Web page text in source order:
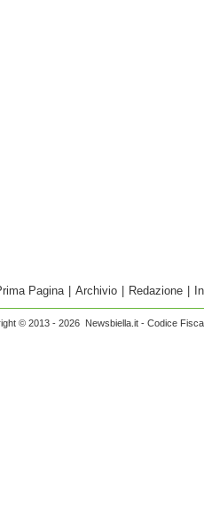
Pagina Archivio Redazione
© 2013 - 2026 Newsbiella.it - Codice